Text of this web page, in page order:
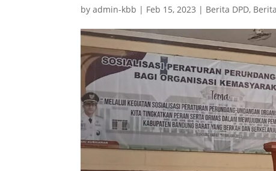
byadmin-kbb | Feb 15, 2023 | Berita DPD,